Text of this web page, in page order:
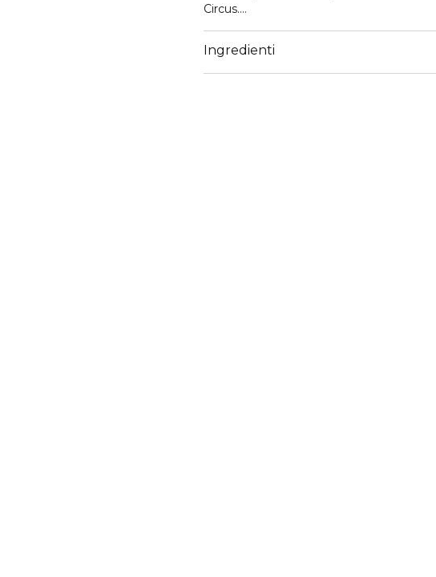
Circus.
Vero e proprio trattamento protettivo
estratti di peonia e di pistacchio, Dior
couture dopo ogni manicure.
Ingredienti